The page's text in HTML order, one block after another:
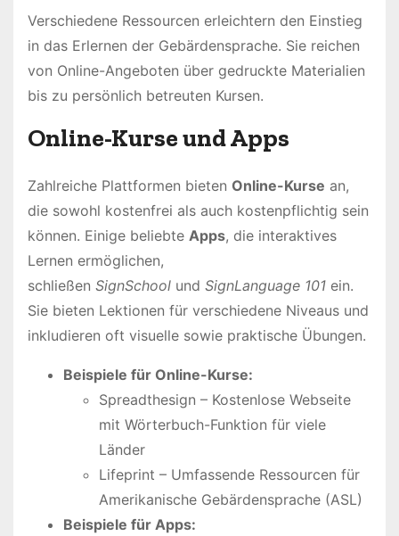
Verschiedene Ressourcen erleichtern den Einstieg
in das Erlernen der Gebärdensprache. Sie reichen
von Online-Angeboten über gedruckte Materialien
bis zu persönlich betreuten Kursen.
Online-Kurse und Apps
Zahlreiche Plattformen bieten Online-Kurse an,
die sowohl kostenfrei als auch kostenpflichtig sein
können. Einige beliebte Apps, die interaktives
Lernen ermöglichen,
schließen SignSchool und SignLanguage 101 ein.
Sie bieten Lektionen für verschiedene Niveaus und
inkludieren oft visuelle sowie praktische Übungen.
Beispiele für Online-Kurse:
Spreadthesign – Kostenlose Webseite
mit Wörterbuch-Funktion für viele
Länder
Lifeprint – Umfassende Ressourcen für
Amerikanische Gebärdensprache (ASL)
Beispiele für Apps: